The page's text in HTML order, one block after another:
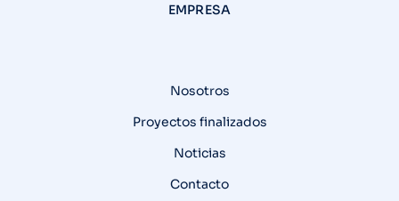
EMPRESA
Nosotros
Proyectos finalizados
Noticias
Contacto